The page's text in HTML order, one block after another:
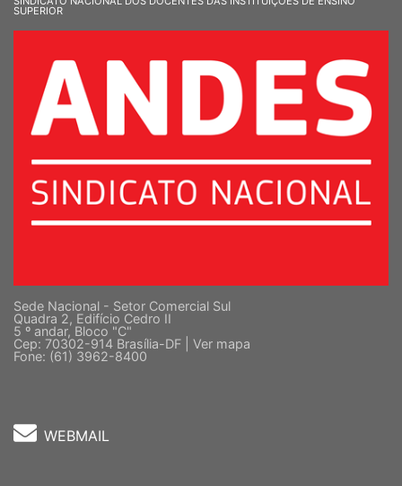
SINDICATO NACIONAL DOS DOCENTES DAS INSTITUIÇÕES DE ENSINO
Sede Nacional - Setor Comercial Sul
Quadra 2, Edifício Cedro II
5 º andar, Bloco "C"
Cep: 70302-914 Brasília-DF |